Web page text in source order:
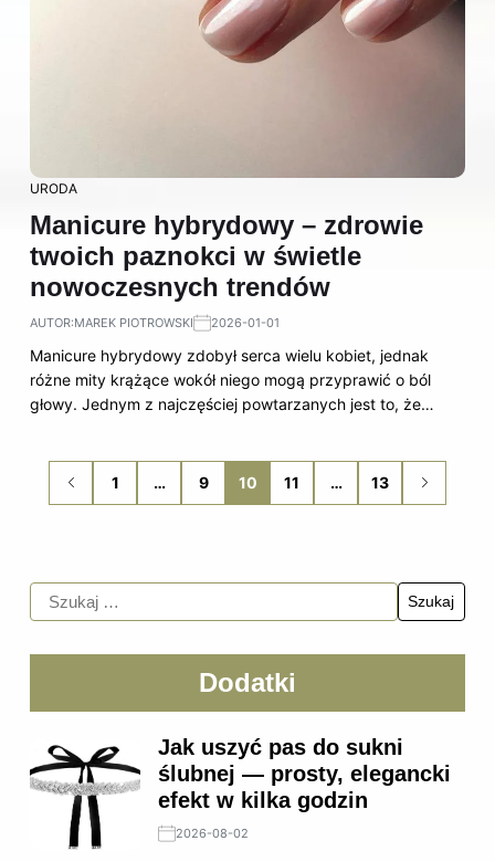
URODA
Manicure hybrydowy – zdrowie
twoich paznokci w świetle
nowoczesnych trendów
AUTOR:MAREK PIOTROWSKI 2026-01-01
Manicure hybrydowy zdobył serca wielu kobiet, jednak
różne mity krążące wokół niego mogą przyprawić o ból
głowy. Jednym z najczęściej powtarzanych jest to, że…
1 … 9 10 11 … 13
Dodatki
Jak uszyć pas do sukni
ślubnej — prosty, elegancki
efekt w kilka godzin
2026-08-02